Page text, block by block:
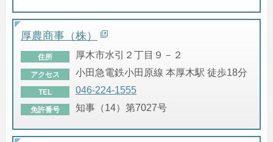
厚農商事（株）
住所 厚木市水引２丁目９－２
アクセス 小田急電鉄小田原線 本厚木駅 徒歩18分
TEL 046-224-1555
免許番号 知事（14）第7027号